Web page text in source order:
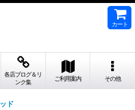
カート
各店ブログ＆リ
ンク集
ご利用案内 その他
ド